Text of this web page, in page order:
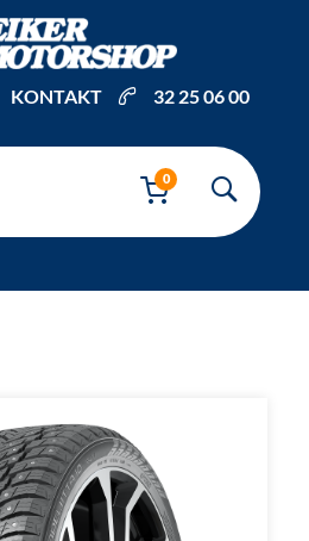
KONTAKT 32 25 06 00
0